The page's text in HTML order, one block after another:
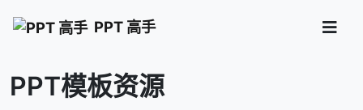
PPT 高手
PPT模板资源